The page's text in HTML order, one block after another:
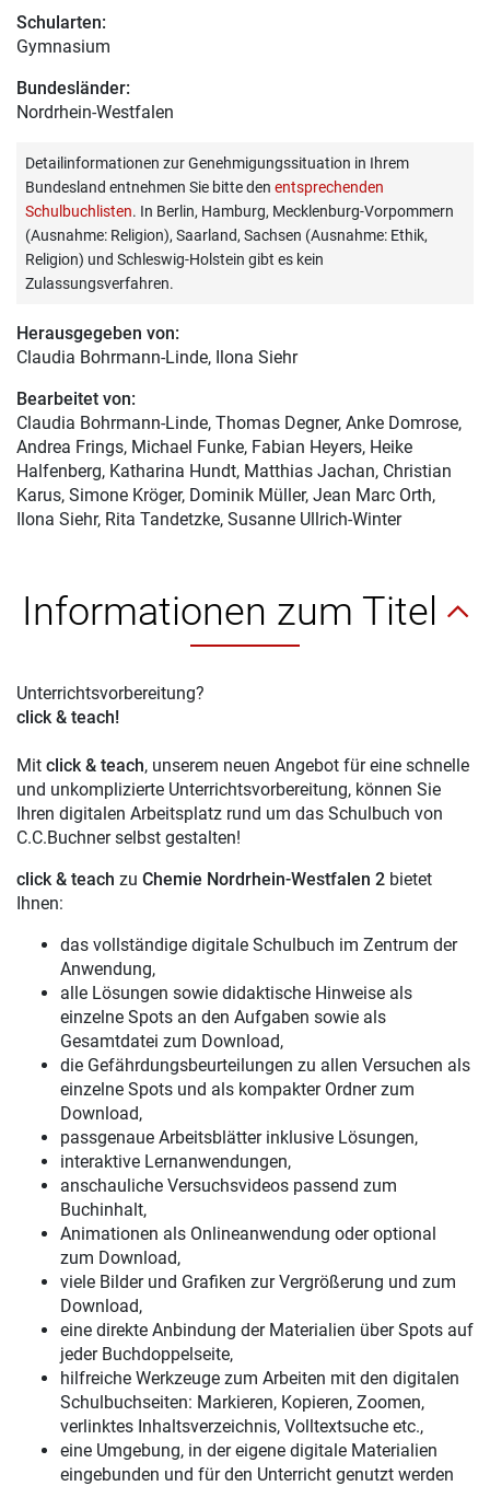
Schularten:
Gymnasium
Bundesländer:
Nordrhein-Westfalen
Detailinformationen zur Genehmigungssituation in Ihrem
Bundesland entnehmen Sie bitte den entsprechenden
Schulbuchlisten. In Berlin, Hamburg, Mecklenburg-Vorpommern
(Ausnahme: Religion), Saarland, Sachsen (Ausnahme: Ethik,
Religion) und Schleswig-Holstein gibt es kein
Zulassungsverfahren.
Herausgegeben von:
Claudia Bohrmann-Linde, Ilona Siehr
Bearbeitet von:
Claudia Bohrmann-Linde, Thomas Degner, Anke Domrose,
Andrea Frings, Michael Funke, Fabian Heyers, Heike
Halfenberg, Katharina Hundt, Matthias Jachan, Christian
Karus, Simone Kröger, Dominik Müller, Jean Marc Orth,
Ilona Siehr, Rita Tandetzke, Susanne Ullrich-Winter
Informationen zum Titel
Unterrichtsvorbereitung?
click & teach!
Mit click & teach, unserem neuen Angebot für eine schnelle
und unkomplizierte Unterrichtsvorbereitung, können Sie
Ihren digitalen Arbeitsplatz rund um das Schulbuch von
C.C.Buchner selbst gestalten!
click & teach zu Chemie Nordrhein-Westfalen 2 bietet
Ihnen:
das vollständige digitale Schulbuch im Zentrum der
Anwendung,
alle Lösungen sowie didaktische Hinweise als
einzelne Spots an den Aufgaben sowie als
Gesamtdatei zum Download,
die Gefährdungsbeurteilungen zu allen Versuchen als
einzelne Spots und als kompakter Ordner zum
Download,
passgenaue Arbeitsblätter inklusive Lösungen,
interaktive Lernanwendungen,
anschauliche Versuchsvideos passend zum
Buchinhalt,
Animationen als Onlineanwendung oder optional
zum Download,
viele Bilder und Grafiken zur Vergrößerung und zum
Download,
eine direkte Anbindung der Materialien über Spots auf
jeder Buchdoppelseite,
hilfreiche Werkzeuge zum Arbeiten mit den digitalen
Schulbuchseiten: Markieren, Kopieren, Zoomen,
verlinktes Inhaltsverzeichnis, Volltextsuche etc.,
eine Umgebung, in der eigene digitale Materialien
eingebunden und für den Unterricht genutzt werden